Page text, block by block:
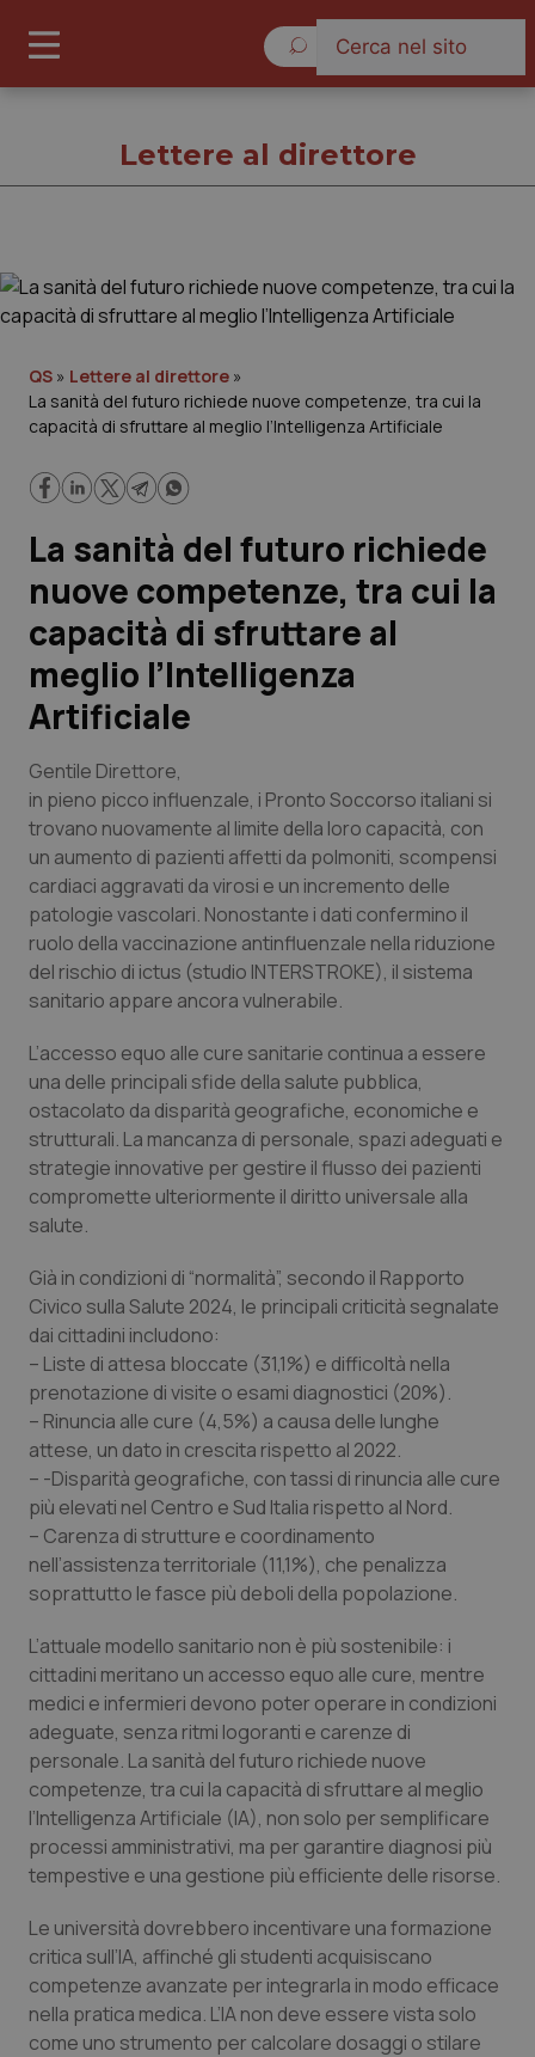
Governo e Parlamento
Regioni e Asl
Lavoro e Professioni
Scienza e Farmaci
Studi e Analisi
Lettere al direttore
Edizioni Regionali
QS Pro
Professionisti Sanitari.AI
Abruzzo
Calabria
Campania
Emilia-Romagna
Friuli Venezia Giulia
Lazio
Liguria
Lombardia
Marche
Molise
Piemonte
Provincia Autonoma di Bolzano
Provincia Autonoma di Trento
Puglia
Sardegna
Sicilia
Toscana
QS Pro Gold
Asma & BPCO
Car-T
Colesterolo & coronaropatie
Dermatite Atopica
Diabete & glucometri
Disturbi dell’umore
Dolore
Donna & Salute
Epatiti
HIV
Infezioni & Febbre
Ipertensione & Scompenso
Malattie rare
Malattia di Crohn & Rettocolite Ulcerosa
Neuroscienze & patologie neurodegenerative
Obesità
Newsletter
Lettere al direttore
QS » Lettere al direttore »
La sanità del futuro richiede nuove competenze, tra cui la
capacità di sfruttare al meglio l’Intelligenza Artificiale
La sanità del futuro richiede
nuove competenze, tra cui la
capacità di sfruttare al
meglio l’Intelligenza
Artificiale
Gentile Direttore,
in pieno picco influenzale, i Pronto Soccorso italiani si
trovano nuovamente al limite della loro capacità, con
un aumento di pazienti affetti da polmoniti, scompensi
cardiaci aggravati da virosi e un incremento delle
patologie vascolari. Nonostante i dati confermino il
ruolo della vaccinazione antinfluenzale nella riduzione
del rischio di ictus (studio INTERSTROKE), il sistema
sanitario appare ancora vulnerabile.
L’accesso equo alle cure sanitarie continua a essere
una delle principali sfide della salute pubblica,
ostacolato da disparità geografiche, economiche e
strutturali. La mancanza di personale, spazi adeguati e
strategie innovative per gestire il flusso dei pazienti
compromette ulteriormente il diritto universale alla
salute.
Già in condizioni di “normalità”, secondo il Rapporto
Civico sulla Salute 2024, le principali criticità segnalate
dai cittadini includono:
– Liste di attesa bloccate (31,1%) e difficoltà nella
prenotazione di visite o esami diagnostici (20%).
– Rinuncia alle cure (4,5%) a causa delle lunghe
attese, un dato in crescita rispetto al 2022.
– -Disparità geografiche, con tassi di rinuncia alle cure
più elevati nel Centro e Sud Italia rispetto al Nord.
– Carenza di strutture e coordinamento
nell’assistenza territoriale (11,1%), che penalizza
soprattutto le fasce più deboli della popolazione.
L’attuale modello sanitario non è più sostenibile: i
cittadini meritano un accesso equo alle cure, mentre
medici e infermieri devono poter operare in condizioni
adeguate, senza ritmi logoranti e carenze di
personale. La sanità del futuro richiede nuove
competenze, tra cui la capacità di sfruttare al meglio
l’Intelligenza Artificiale (IA), non solo per semplificare
processi amministrativi, ma per garantire diagnosi più
tempestive e una gestione più efficiente delle risorse.
Le università dovrebbero incentivare una formazione
critica sull’IA, affinché gli studenti acquisiscano
competenze avanzate per integrarla in modo efficace
nella pratica medica. L’IA non deve essere vista solo
come uno strumento per calcolare dosaggi o stilare